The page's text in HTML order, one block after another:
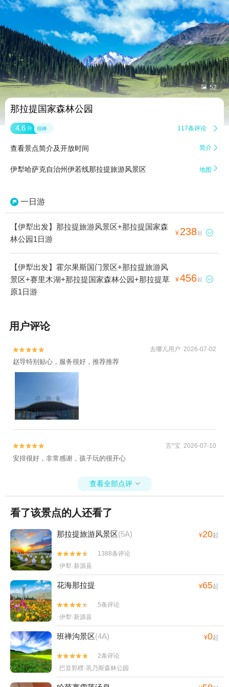
 52
那拉提国家森林公园
4.6 分 很棒 117条评论 
查看景点简介及开放时间 简介 
伊犁哈萨克自治州伊若线那拉提旅游风景区 地图 
一日游
【伊犁出发】那拉提旅游风景区+那拉提国家森
林公园1日游
¥ 238起 
【伊犁出发】霍尔果斯国门景区+那拉提旅游风
景区+赛里木湖+那拉提国家森林公园+那拉提草
原1日游
¥456起 
用户评论

 去哪儿用户 2026-07-02
赵导特别贴心，服务很好，推荐推荐

 言*宝 2026-07-10
安排很好，非常感谢，孩子玩的很开心
查看全部点评 
看了该景点的人还看了
那拉提旅游风景区(5A) ¥20起


1388条评论
伊犁·新源县
花海那拉提 ¥65起


5条评论
伊犁·新源县
班禅沟景区(4A) ¥0起


2条评论
巴音郭楞·巩乃斯森林公园
